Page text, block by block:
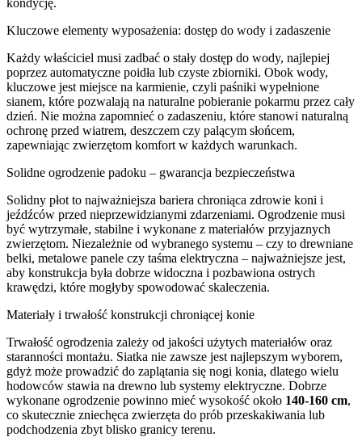
Kluczowe elementy wyposażenia: dostęp do wody i zadaszenie
Każdy właściciel musi zadbać o stały dostęp do wody, najlepiej
poprzez automatyczne poidła lub czyste zbiorniki. Obok wody,
kluczowe jest miejsce na karmienie, czyli paśniki wypełnione
sianem, które pozwalają na naturalne pobieranie pokarmu przez cały
dzień. Nie można zapomnieć o zadaszeniu, które stanowi naturalną
ochronę przed wiatrem, deszczem czy palącym słońcem,
zapewniając zwierzętom komfort w każdych warunkach.
Solidne ogrodzenie padoku – gwarancja bezpieczeństwa
Solidny płot to najważniejsza bariera chroniąca zdrowie koni i
jeźdźców przed nieprzewidzianymi zdarzeniami. Ogrodzenie musi
być wytrzymałe, stabilne i wykonane z materiałów przyjaznych
zwierzętom. Niezależnie od wybranego systemu – czy to drewniane
belki, metalowe panele czy taśma elektryczna – najważniejsze jest,
aby konstrukcja była dobrze widoczna i pozbawiona ostrych
krawędzi, które mogłyby spowodować skaleczenia.
Materiały i trwałość konstrukcji chroniącej konie
Trwałość ogrodzenia zależy od jakości użytych materiałów oraz
staranności montażu. Siatka nie zawsze jest najlepszym wyborem,
gdyż może prowadzić do zaplątania się nogi konia, dlatego wielu
hodowców stawia na drewno lub systemy elektryczne. Dobrze
wykonane ogrodzenie powinno mieć wysokość około 140-160 cm,
co skutecznie zniechęca zwierzęta do prób przeskakiwania lub
podchodzenia zbyt blisko granicy terenu.